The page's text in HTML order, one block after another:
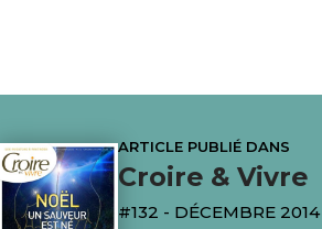
ARTICLE PUBLIÉ DANS
Croire & Vivre
#132 - DÉCEMBRE 2014